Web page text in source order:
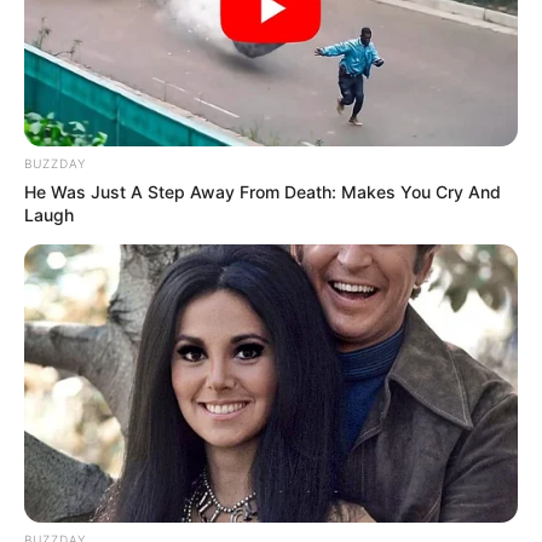
(π.χ. από Συλλογική Σύμβαση Εργασίας (ΣΣΕ),
κανονισμό εργασίας, επιχειρησιακή συνήθεια
ή έθιμο) ως προς τις προσαυξήσεις της
αμοιβής για την εργασία σε ημέρα
υποχρεωτικής αργίας ή Κυριακής, αυτοί
υπερισχύουν.
Μεταφέρεται ποτέ η αργία της 28ης
Οκτωβρίου;
Η αργία της 28ης Οκτωβρίου δεν μεταφέρεται
σε άλλη εργάσιμη και ας πέφτει Σάββατο. Το
ίδιο ακριβώς θα ίσχυε και αν έπεφτε Κυριακή.
Περισσότερα νέα από την Εύβοια
BUZZDAY
He Was Just A Step Away From Death: Makes You Cry And
Laugh